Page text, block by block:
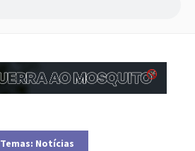
Temas: Notícias